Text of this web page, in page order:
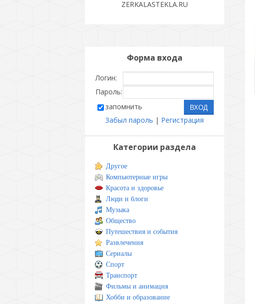
ZERKALASTEKLA.RU
Форма входа
Логин:
Пароль:
запомнить
Забыл пароль | Регистрация
Категории раздела
Другое
Компьютерные игры
Красота и здоровье
Люди и блоги
Музыка
Общество
Путешествия и события
Развлечения
Сериалы
Спорт
Транспорт
Фильмы и анимация
Хобби и образование